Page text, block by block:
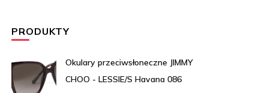
PRODUKTY
Okulary przeciwsłoneczne JIMMY
CHOO - LESSIE/S Havana 086